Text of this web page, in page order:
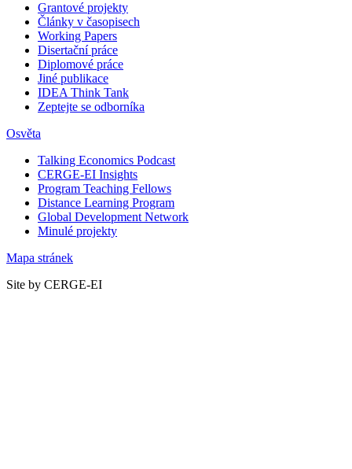
Grantové projekty
Články v časopisech
Working Papers
Disertační práce
Diplomové práce
Jiné publikace
IDEA Think Tank
Zeptejte se odborníka
Osvěta
Talking Economics Podcast
CERGE-EI Insights
Program Teaching Fellows
Distance Learning Program
Global Development Network
Minulé projekty
Mapa stránek
Site by CERGE-EI